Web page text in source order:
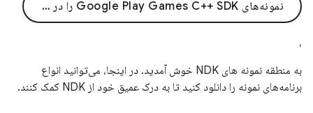
نمونه‌های Google Play Games C++ SDK را در GitHub مرور کنید
،
به منطقه نمونه های NDK خوش آمدید. در اینجا، می‌توانید انواع
برنامه‌های نمونه را دانلود کنید تا به درک عمیق خود از NDK کمک کنند.